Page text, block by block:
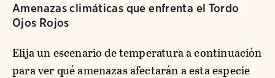
Amenazas climáticas que enfrenta el Tordo
Ojos Rojos
Elija un escenario de temperatura a continuación
para ver qué amenazas afectarán a esta especie